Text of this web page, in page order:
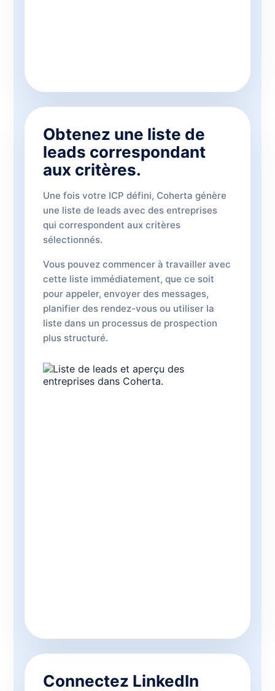
Obtenez une liste de
leads correspondant
aux critères.
Une fois votre ICP défini, Coherta génère
une liste de leads avec des entreprises
qui correspondent aux critères
sélectionnés.
Vous pouvez commencer à travailler avec
cette liste immédiatement, que ce soit
pour appeler, envoyer des messages,
planifier des rendez-vous ou utiliser la
liste dans un processus de prospection
plus structuré.
Connectez LinkedIn